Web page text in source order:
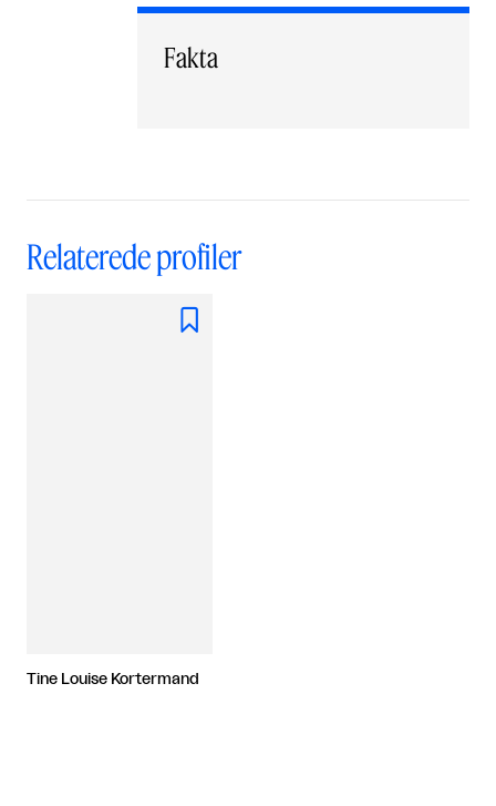
Fakta
Relaterede profiler

Tine Louise Kortermand